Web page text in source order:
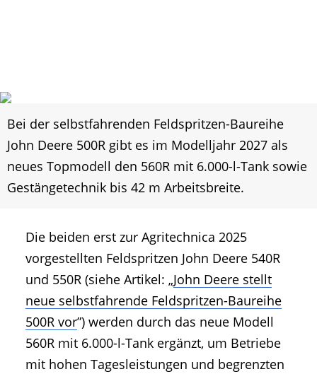
Bei der selbstfahrenden Feldspritzen-Baureihe
John Deere 500R gibt es im Modelljahr 2027 als
neues Topmodell den 560R mit 6.000-l-Tank sowie
Gestängetechnik bis 42 m Arbeitsbreite.
Die beiden erst zur Agritechnica 2025
vorgestellten Feldspritzen John Deere 540R
und 550R (siehe Artikel: „John Deere stellt
neue selbstfahrende Feldspritzen-Baureihe
500R vor”) werden durch das neue Modell
560R mit 6.000-l-Tank ergänzt, um Betriebe
mit hohen Tagesleistungen und begrenzten